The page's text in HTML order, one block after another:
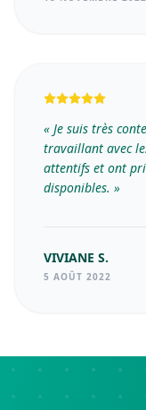
« Je suis très
travaillant avec
attentifs et ont
disponibles. »
VIVIANE S.
5 AOÛT 2022